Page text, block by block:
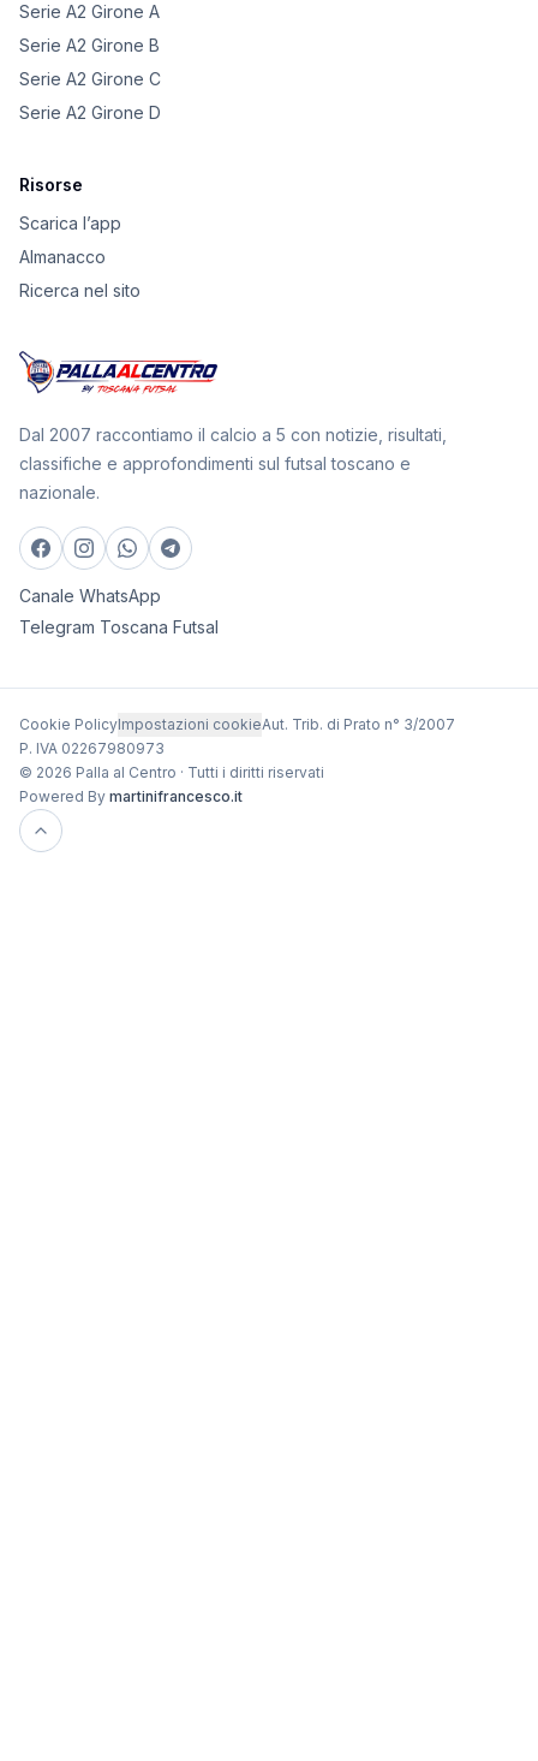
Serie A2 Girone A
Serie A2 Girone B
Serie A2 Girone C
Serie A2 Girone D
Risorse
Scarica l’app
Almanacco
Ricerca nel sito
Dal 2007 raccontiamo il calcio a 5 con notizie, risultati,
classifiche e approfondimenti sul futsal toscano e
nazionale.
Canale WhatsApp
Telegram Toscana Futsal
Cookie PolicyImpostazioni cookieAut. Trib. di Prato n° 3/2007
P. IVA 02267980973
© 2026 Palla al Centro · Tutti i diritti riservati
Powered By martinifrancesco.it